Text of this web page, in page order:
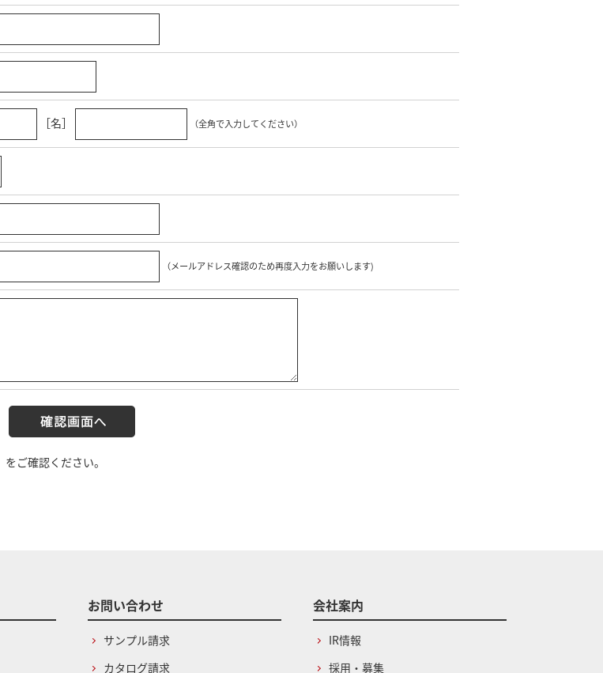
［名］ （全角で入力してください）
（メールアドレス確認のため再度入力をお願いします)
をご確認ください。
お問い合わせ
サンプル請求
カタログ請求
会社案内
IR情報
採用・募集